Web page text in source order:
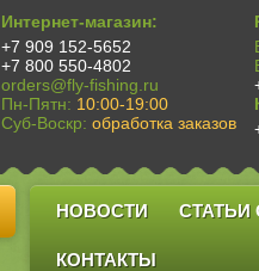
Интернет-магазин:
+7 909 152-5652
+7 800 550-4802
orders@fly-fishing.ru
Пн-Пятн: 10:00-19:00
Суб-Воскр: обработка заказов
НОВОСТИ СТАТЬИ
КОНТАКТЫ